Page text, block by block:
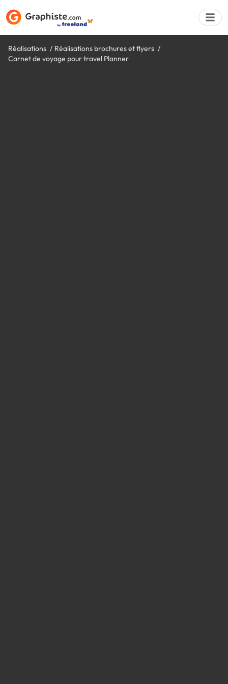
Réalisations
Réalisations brochures et flyers
Carnet de voyage pour travel Planner